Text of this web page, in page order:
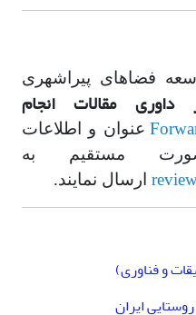
فضاهای پیراشهری
داوری مقالات انجام
عنوان و اطلاعات
مستقیم به
ارسال نمایند.
و فناوری)
ایران